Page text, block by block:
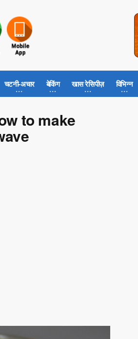
चटनी-अचार बेकिंग खास रेसिपीज़ विभिन्न
to make